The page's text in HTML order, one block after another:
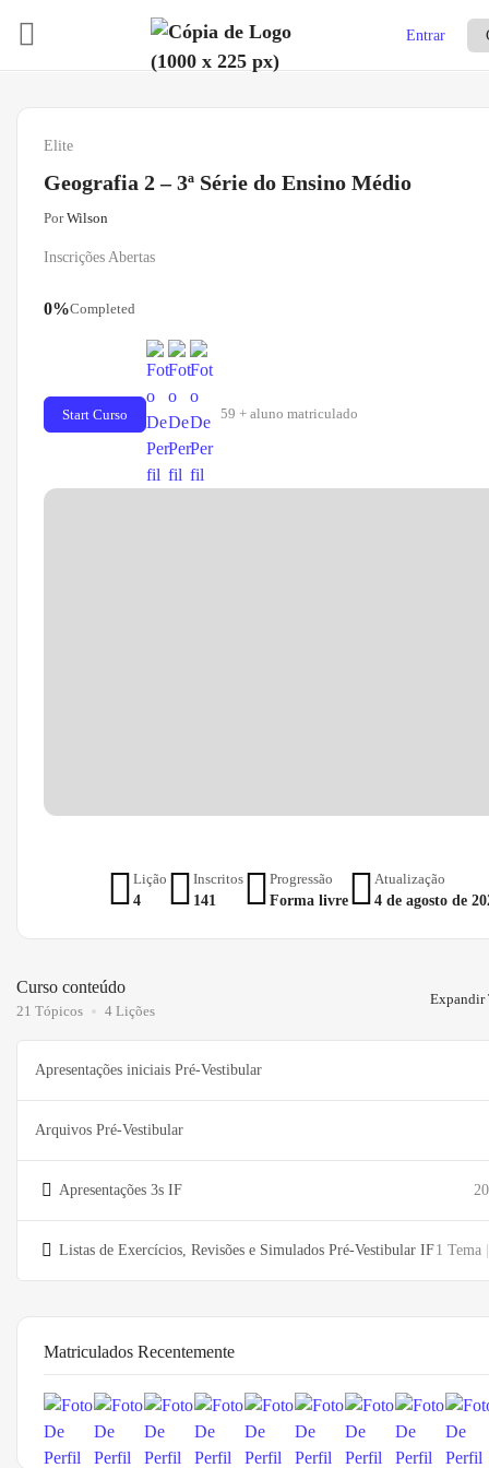
Entrar
Elite
Geografia 2 – 3ª Série do Ensino Médio
PorWilson
Inscrições Abertas
0%Completed
Start Curso 59 + aluno matriculado
Lição
4
Inscritos
141
Progressão
Forma livre
Atualização
4 de agosto de
Curso conteúdo
21 Tópicos 4 Lições
Expandir
Apresentações iniciais Pré-Vestibular
Arquivos Pré-Vestibular
Apresentações 3s IF
Listas de Exercícios, Revisões e Simulados Pré-Vestibular IF1 Tema
Matriculados Recentemente